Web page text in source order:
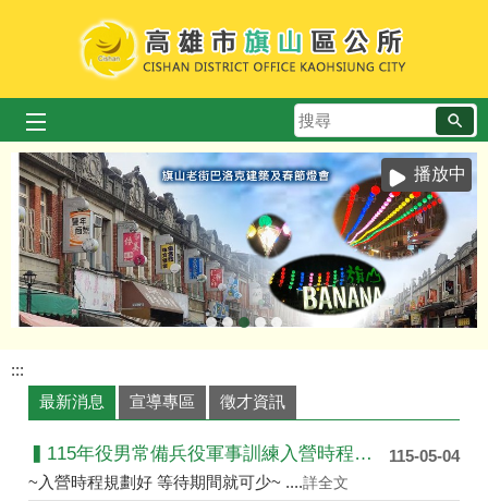
跳到主要內容區塊
搜
尋
播放中
:::
最新消息
宣導專區 徵才資訊
115-05-04
▍115年役男常備兵役軍事訓練入營時程申請 ▍
~入營時程規劃好 等待期間就可少~ ....詳全文